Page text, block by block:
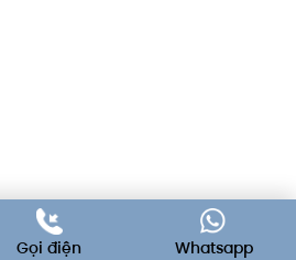
Gọi điện Whatsapp